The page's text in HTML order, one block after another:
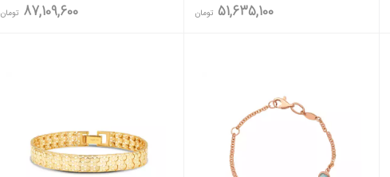
51,635,100 تومان 87,109,600 تومان